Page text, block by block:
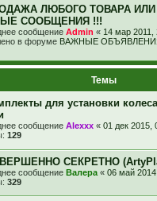
ЛЮБОГО ТОВАРА ИЛИ
СООБЩЕНИЯ !!!
сообщение Admin « 14 мар 2011,
в форуме ВАЖНЫЕ
Темы
для установки
сообщение Alexxx « 01 дек 2015,
129
СЕКРЕТНО
сообщение Валера « 06 май
329